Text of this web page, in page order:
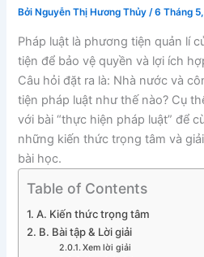
Bởi Nguyễn Thị Hương Thủy/6 Tháng
Pháp luật là phương tiện quản lí
tiện để bảo vệ quyền và lợi ích
Câu hỏi đặt ra là: Nhà nước và
tiện pháp luật như thế nào? Cụ
với bài “thực hiện pháp luật” để
những kiến thức trọng tâm và
bài học.
Table of Contents
A. Kiến thức trọng tâm
B. Bài tập & Lời giải
Xem lời giải